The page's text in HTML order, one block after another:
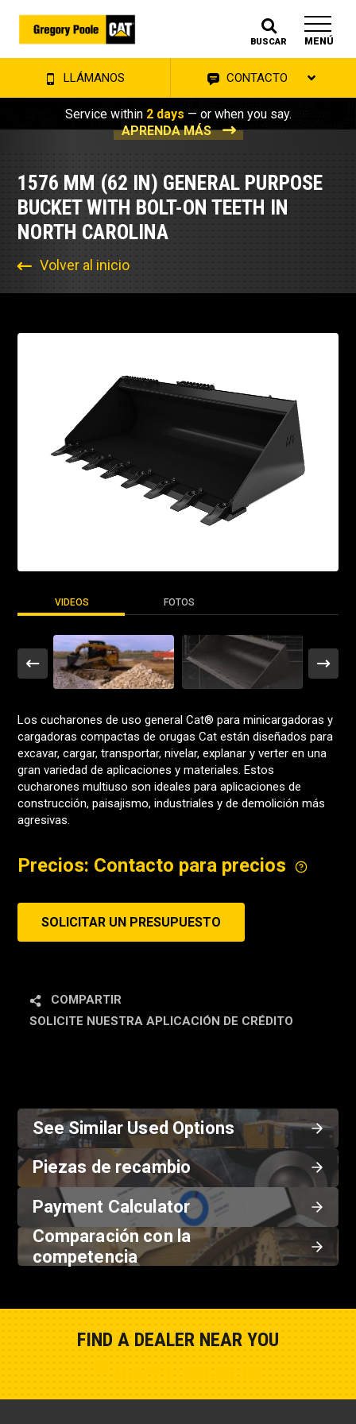
BUSCAR MENÚ
LLÁMANOS CONTACTO
Service within 2 days — or when you say.
APRENDA MÁS
1576 MM (62 IN) GENERAL PURPOSE
BUCKET WITH BOLT-ON TEETH IN
NORTH CAROLINA
Volver al inicio
VIDEOS FOTOS
Los cucharones de uso general Cat® para minicargadoras y
cargadoras compactas de orugas Cat están diseñados para
excavar, cargar, transportar, nivelar, explanar y verter en una
gran variedad de aplicaciones y materiales. Estos
cucharones multiuso son ideales para aplicaciones de
construcción, paisajismo, industriales y de demolición más
agresivas.
Precios: Contacto para precios
SOLICITAR UN PRESUPUESTO
COMPARTIR
SOLICITE NUESTRA APLICACIÓN DE CRÉDITO
See Similar Used Options
Piezas de recambio
Payment Calculator
Comparación con la
competencia
FIND A DEALER NEAR YOU